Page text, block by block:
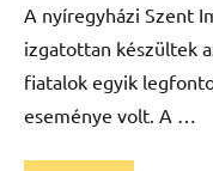
A nyíregyházi Szent
izgatottan készültek
fiatalok egyik
eseménye volt. A …